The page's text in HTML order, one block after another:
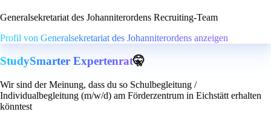
Generalsekretariat des Johanniterordens Recruiting-Team
Profil von Generalsekretariat des Johanniterordens anzeigen
StudySmarter Expertenrat🤫
Wir sind der Meinung, dass du so Schulbegleitung /
Individualbegleitung (m/w/d) am Förderzentrum in Eichstätt erhalten
könntest